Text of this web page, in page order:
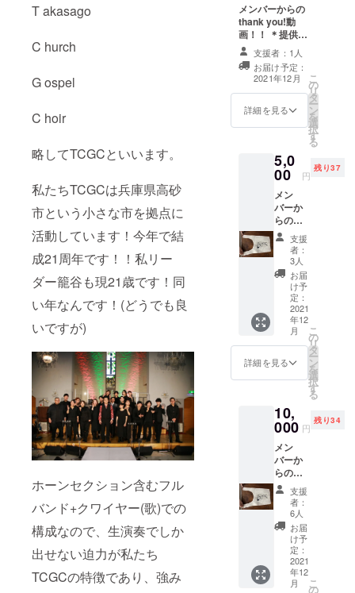
T akasago
C hurch
G ospel
C hoir
略してTCGCといいます。
私たちTCGCは兵庫県高砂
市という小さな市を拠点に
活動しています！今年で結
成21周年です！！私リー
ダー籠谷も現21歳です！同
い年なんです！(どうでも良
いですが)
ホーンセクション含むフル
バンド+クワイヤー(歌)での
構成なので、生演奏でしか
出せない迫力が私たち
TCGCの特徴であり、強み
メンバーからの
thank you!動
画！！ ＊提供方
法はメールにて
送付します。
支援者：1人
お届け予定：
2021年12月
詳細を見る
こ
の
リ
タ
ー
ン
を
選
択
す
る
5,0
00 円
残り37
メン
バーか
らの
thank
you!動
画！！
TCGC
オリジ
ナルエ
コバッ
バッグ
は、素
材厚手
コット
ンで 縦
36(持ち
手含む
幅53) 持
ち手
5×17(折
りたた
みマチ
約10)
と、デ
ザイン
もシン
プルで
使い勝
手も良
く 厚手
支援
者：
3人
お届
け予
定：
2021
年12
月
詳細を見る
こ
の
リ
タ
ー
ン
を
選
択
す
る
10,
000 円
残り34
メン
バーか
らの
thank
you!動
画！！
TCGC
オリジ
ナルエ
コバッ
TCGC
支援
者：
6人
お届
け予
定：
2021
年12
月
こ
の